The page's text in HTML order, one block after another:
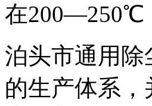
在200—250℃
泊头市通用
的生产体系，